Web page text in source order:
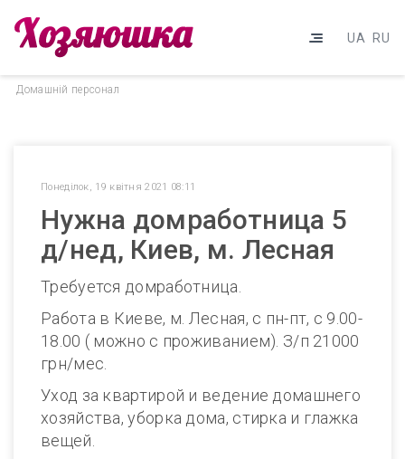
UA RU
Домашнiй персонал
Понеділок, 19 квітня 2021 08:11
Нужна домработница 5
д/нед, Киев, м. Лесная
Требуется домработница.
Работа в Киеве, м. Лесная, с пн-пт, с 9.00-
18.00 ( можно с проживанием). З/п 21000
грн/мес.
Уход за квартирой и ведение домашнего
хозяйства, уборка дома, стирка и глажка
вещей.